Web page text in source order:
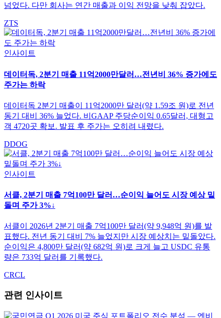
넘었다. 다만 회사는 연간 매출과 이익 전망을 낮춰 잡았다.
ZTS
인사이트
데이터독, 2분기 매출 11억2000만달러…전년비 36% 증가에도
주가는 하락
데이터독 2분기 매출이 11억2000만 달러(약 1.59조 원)로 전년
동기 대비 36% 늘었다. 비GAAP 주당순이익 0.65달러, 대형고
객 4720곳 확보. 발표 후 주가는 오히려 내렸다.
DDOG
인사이트
서클, 2분기 매출 7억100만 달러…순이익 늘어도 시장 예상 밑
돌며 주가 3%↓
서클이 2026년 2분기 매출 7억100만 달러(약 9,948억 원)를 발
표했다. 전년 동기 대비 7% 늘었지만 시장 예상치는 밑돌았다.
순이익은 4,800만 달러(약 682억 원)로 크게 늘고 USDC 유통
량은 733억 달러를 기록했다.
CRCL
관련 인사이트